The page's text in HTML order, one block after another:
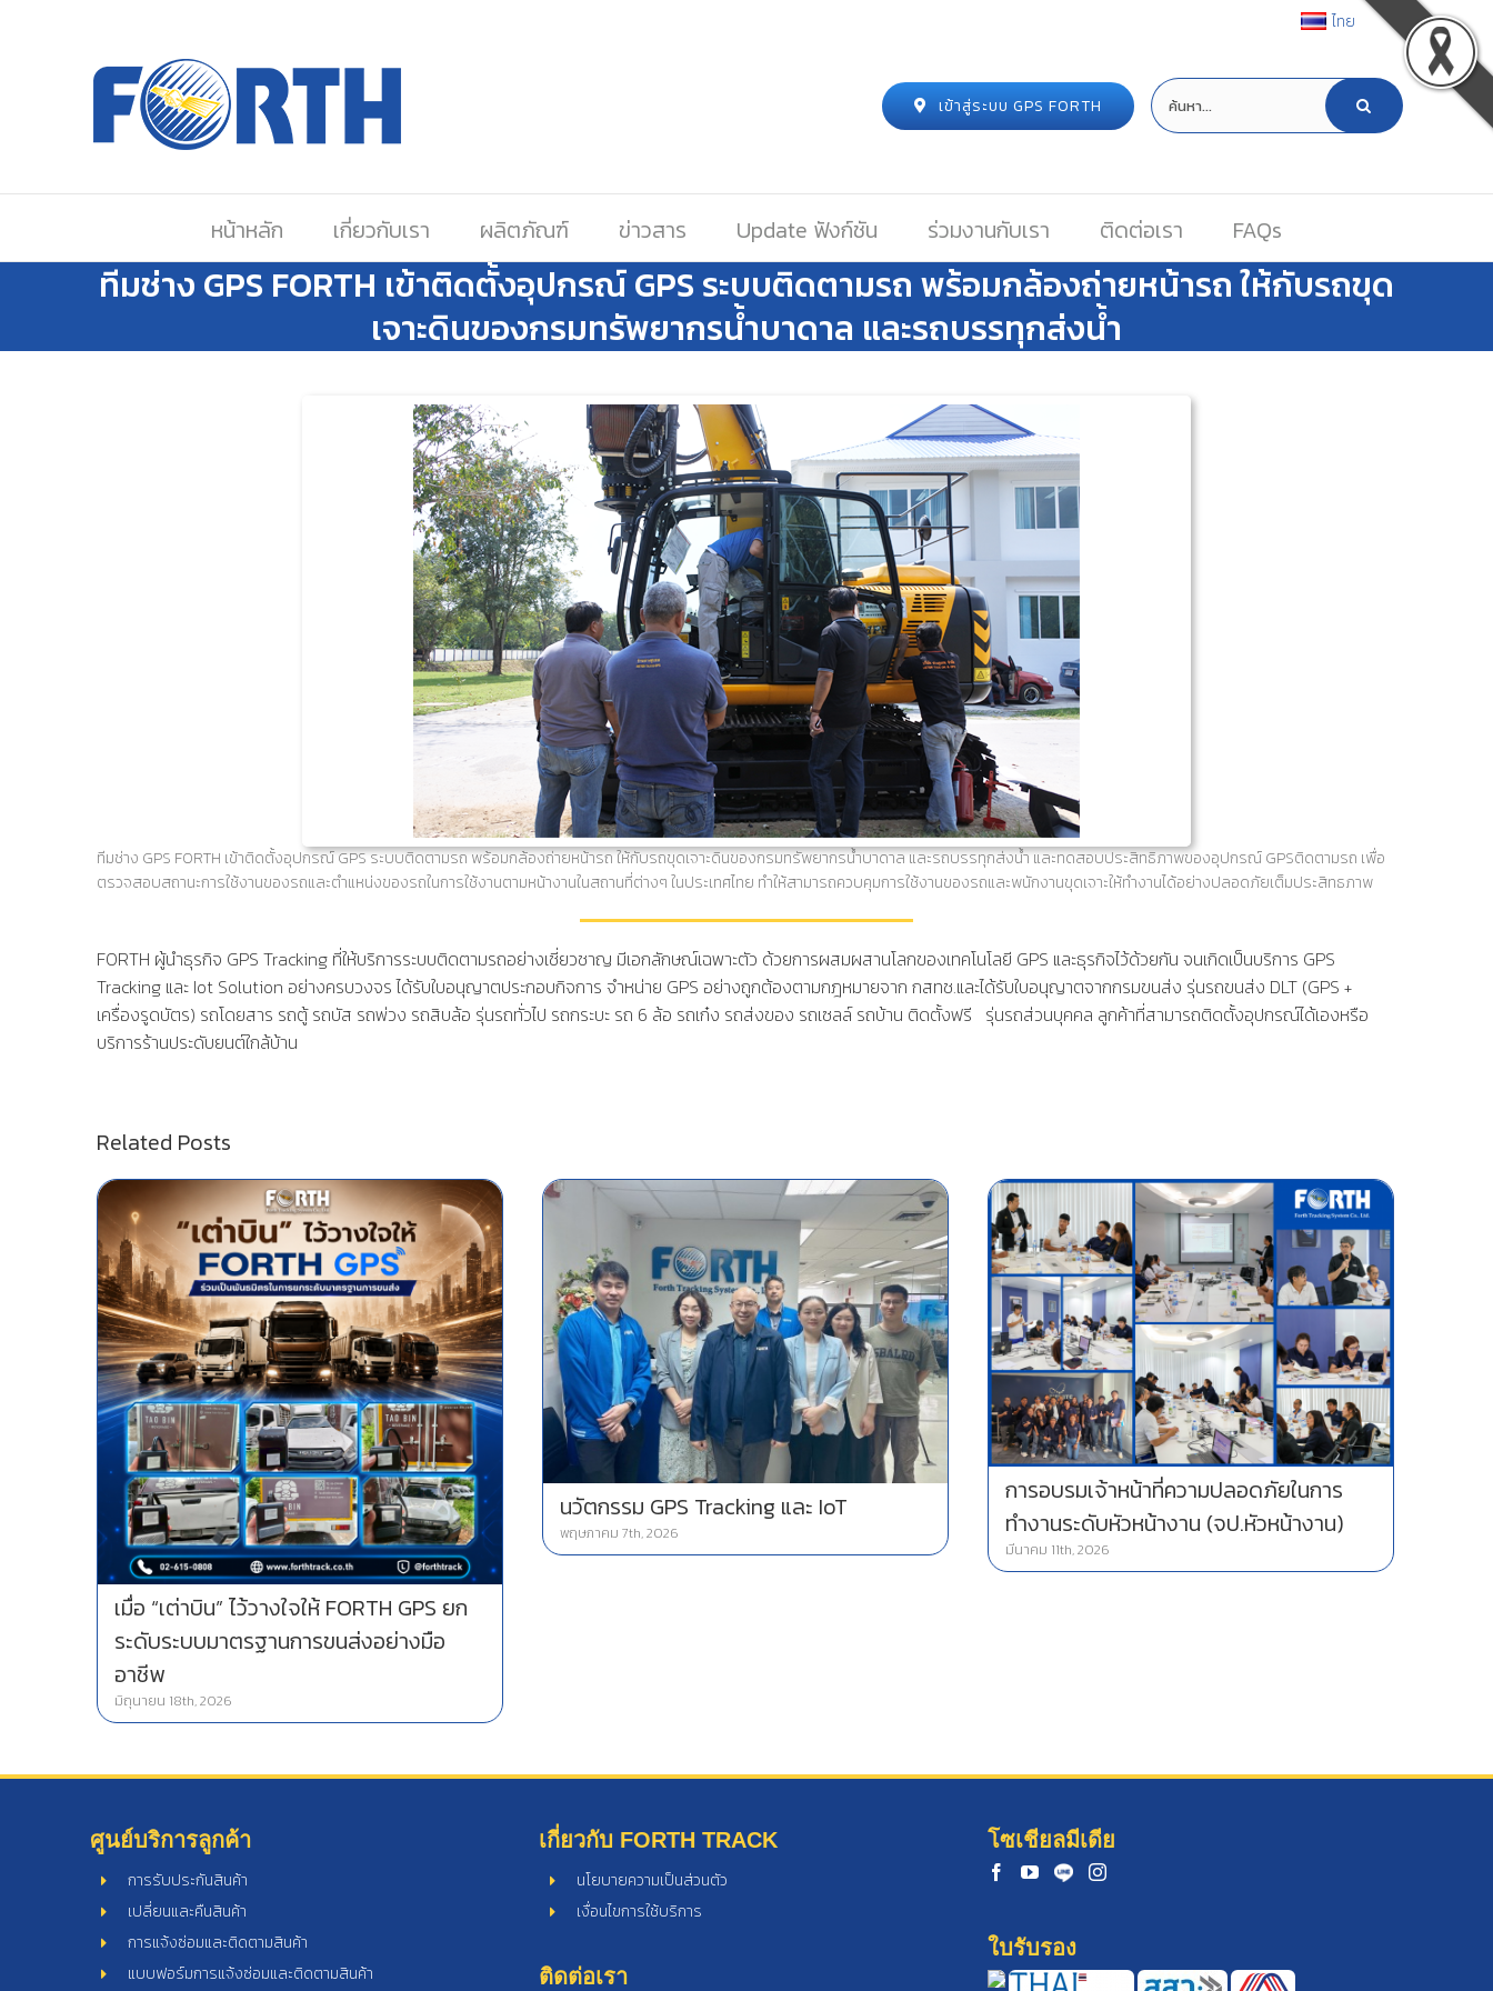
ไทย
เข้าสู่ระบบ GPS FORTH
หน้าหลัก เกี่ยวกับเรา ผลิตภัณฑ์ ข่าวสาร Update ฟังก์ชัน ร่วมงานกับเรา ติดต่อเรา FAQs
ทีมช่าง GPS FORTH เข้าติดตั้งอุปกรณ์ GPS ระบบติดตามรถ พร้อมกล้องถ่ายหน้ารถ ให้กับรถขุด
เจาะดินของกรมทรัพยากรน้ำบาดาล และรถบรรทุกส่งน้ำ
ทีมช่าง GPS FORTH เข้าติดตั้งอุปกรณ์ GPS ระบบติดตามรถ พร้อมกล้องถ่ายหน้ารถ ให้กับรถขุดเจาะดินของกรมทรัพยากรน้ำบาดาล และรถบรรทุกส่งน้ำ และทดสอบประสิทธิภาพของอุปกรณ์ GPSติดตามรถ เพื่อ
ตรวจสอบสถานะการใช้งานของรถและตำแหน่งของรถในการใช้งานตามหน้างานในสถานที่ต่างๆ ในประเทศไทย ทำให้สามารถควบคุมการใช้งานของรถและพนักงานขุดเจาะให้ทำงานได้อย่างปลอดภัยเต็มประสิทธภาพ
FORTH ผู้นำธุรกิจ GPS Tracking ที่ให้บริการระบบติดตามรถอย่างเชี่ยวชาญ มีเอกลักษณ์เฉพาะตัว ด้วยการผสมผสานโลกของเทคโนโลยี GPS และธุรกิจไว้ด้วยกัน จนเกิดเป็นบริการ GPS
Tracking และ Iot Solution อย่างครบวงจร ได้รับใบอนุญาตประกอบกิจการ จำหน่าย GPS อย่างถูกต้องตามกฎหมายจาก กสทช.และได้รับใบอนุญาตจากกรมขนส่ง รุ่นรถขนส่ง DLT (GPS +
เครื่องรูดบัตร) รถโดยสาร รถตู้ รถบัส รถพ่วง รถสิบล้อ รุ่นรถทั่วไป รถกระบะ รถ 6 ล้อ รถเก๋ง รถส่งของ รถเซลล์ รถบ้าน ติดตั้งฟรี รุ่นรถส่วนบุคคล ลูกค้าที่สามารถติดตั้งอุปกรณ์ได้เองหรือ
บริการร้านประดับยนต์ใกล้บ้าน
Related Posts
เมื่อ “เต่าบิน” ไว้วางใจให้ FORTH GPS ยก
ระดับระบบมาตรฐานการขนส่งอย่างมือ
อาชีพ
มิถุนายน 18th, 2026
นวัตกรรม GPS Tracking และ IoT
พฤษภาคม 7th, 2026
การอบรมเจ้าหน้าที่ความปลอดภัยในการ
ทำงานระดับหัวหน้างาน (จป.หัวหน้างาน)
มีนาคม 11th, 2026
ศูนย์บริการลูกค้า
การรับประกันสินค้า
เปลี่ยนและคืนสินค้า
การแจ้งซ่อมและติดตามสินค้า
แบบฟอร์มการแจ้งซ่อมและติดตามสินค้า
เกี่ยวกับ FORTH TRACK
นโยบายความเป็นส่วนตัว
เงื่อนไขการใช้บริการ
ติดต่อเรา
โซเชียลมีเดีย
ใบรับรอง